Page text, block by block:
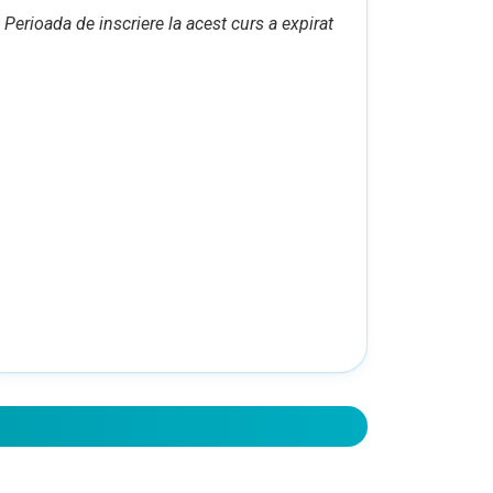
Perioada de inscriere la acest curs a expirat